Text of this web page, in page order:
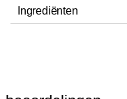
Ingrediënten